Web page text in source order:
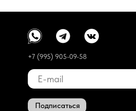
Подписаться
+7 (995) 905-09-58